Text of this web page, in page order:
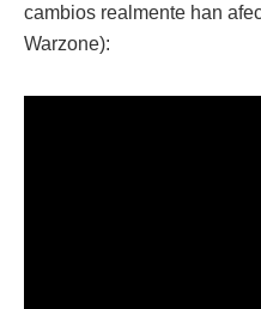
cambios realmente han
Warzone):